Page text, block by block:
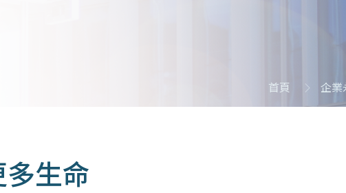
首頁 企業
生命